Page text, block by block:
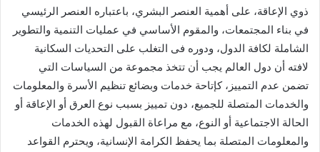
ذوي الإعاقة، على أهمية العنصر البشري، باعتباره العنصر الرئيسي
في بناء المجتمعات، والمقوم الأساسي في عمليات التنمية والتطوير
الشاملة لكافة الدول، ودوره فى التغلب على التحديات السكانية
لافته أن دول العالم يجب أن تتخذ مجموعة من السياسات التي
تضمن عدم التمييز، كإتاحة خدمات وبضائع تنظيم الأسرة والمعلومات
والخدمات المتصلة للجميع، دون تمييز بسبب نوع العرق أو الإعاقة أو
الحالة الاجتماعية أو النوع، مع مراعاة القبول لهذه الخدمات
والمعلومات المتصلة بما يحفظ الكرامة الإنسانية، ويحترم القواعد